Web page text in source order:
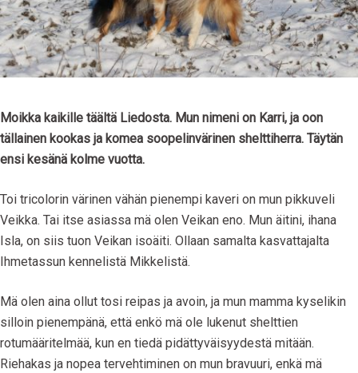
Moikka kaikille täältä Liedosta. Mun nimeni on Karri, ja oon
tällainen kookas ja komea soopelinvärinen shelttiherra. Täytän
ensi kesänä kolme vuotta.
Toi tricolorin värinen vähän pienempi kaveri on mun pikkuveli
Veikka. Tai itse asiassa mä olen Veikan eno. Mun äitini, ihana
Isla, on siis tuon Veikan isoäiti. Ollaan samalta kasvattajalta
Ihmetassun kennelistä Mikkelistä.
Mä olen aina ollut tosi reipas ja avoin, ja mun mamma kyselikin
silloin pienempänä, että enkö mä ole lukenut shelttien
rotumääritelmää, kun en tiedä pidättyväisyydestä mitään.
Riehakas ja nopea tervehtiminen on mun bravuuri, enkä mä